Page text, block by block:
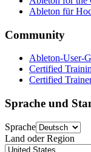
Ableton für
Community
Ableton-User-
Certified
Certified
Sprache und
Sprache
Land oder Region